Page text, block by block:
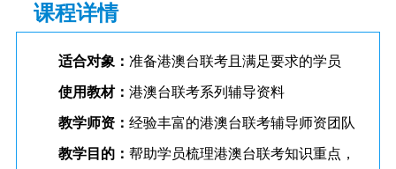
课程详情
适合对象： 准备港澳台联考且满足要求的学员
使用教材： 港澳台联考系列辅导资料
教学师资： 经验丰富的港澳台联考辅导师资团队
教学目的： 帮助学员梳理港澳台联考知识重点，